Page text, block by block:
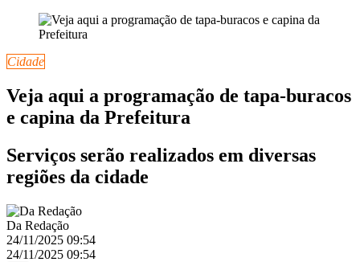
Cidade
Veja aqui a programação de tapa-buracos
e capina da Prefeitura
Serviços serão realizados em diversas
regiões da cidade
Da Redação
24/11/2025 09:54
24/11/2025 09:54